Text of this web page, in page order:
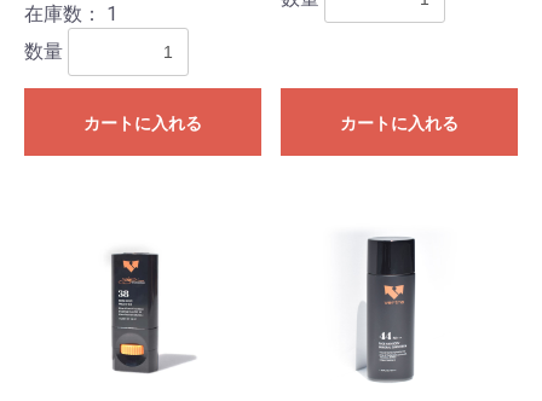
在庫数： 1
数量
カートに入れる カートに入れる